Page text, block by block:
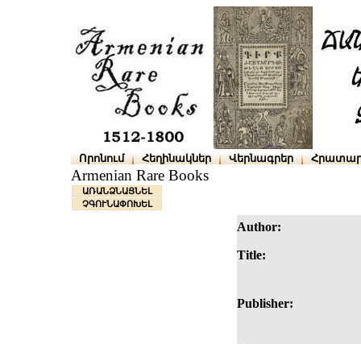
Որոնում Հեղինակներ Վերնագրեր
Armenian Rare Books
ԱՌԱՆՁՆԱՑՆԵԼ
ՉԳՈՒՆԱՓՈԽԵԼ
Author:
Title:
Publisher: